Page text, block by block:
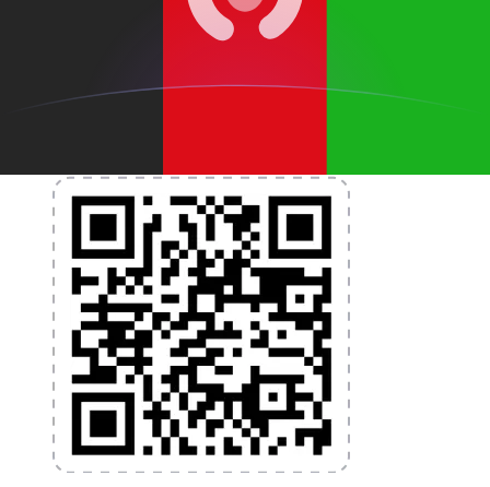
et la gestion de vos devises. Convertissez des devises,
programmez des alertes de taux et transférez de
l'application dès aujourd'hui !